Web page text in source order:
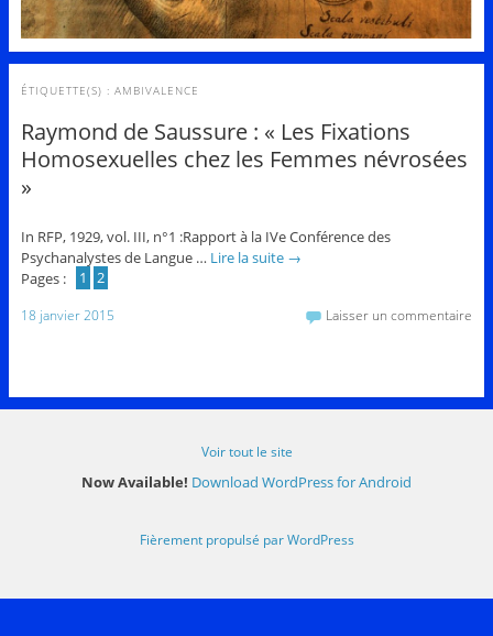
ÉTIQUETTE(S) : AMBIVALENCE
Raymond de Saussure : « Les Fixations
Homosexuelles chez les Femmes névrosées
»
In RFP, 1929, vol. III, n°1 :Rapport à la IVe Conférence des
Psychanalystes de Langue … Lire la suite →
Pages :
1 2
18 janvier 2015 Laisser un commentaire
Voir tout le site
Now Available! Download WordPress for Android
Fièrement propulsé par WordPress